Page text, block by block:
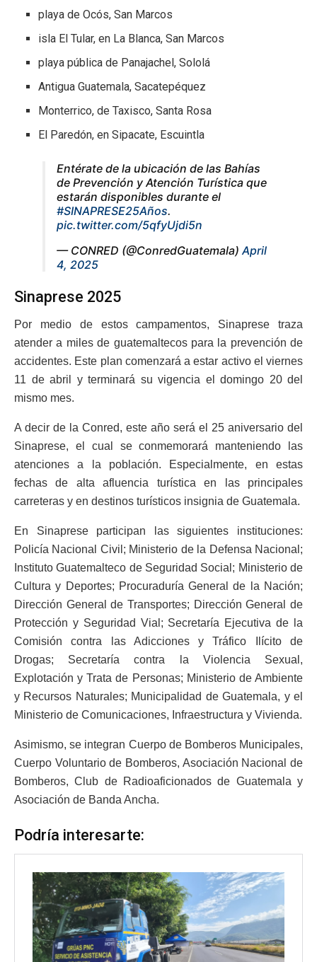
playa de Ocós, San Marcos
isla El Tular, en La Blanca, San Marcos
playa pública de Panajachel, Sololá
Antigua Guatemala, Sacatepéquez
Monterrico, de Taxisco, Santa Rosa
El Paredón, en Sipacate, Escuintla
Entérate de la ubicación de las Bahías
de Prevención y Atención Turística que
estarán disponibles durante el
#SINAPRESE25Años.
pic.twitter.com/5qfyUjdi5n
— CONRED (@ConredGuatemala) April
4, 2025
Sinaprese 2025
Por medio de estos campamentos, Sinaprese traza
atender a miles de guatemaltecos para la prevención de
accidentes. Este plan comenzará a estar activo el viernes
11 de abril y terminará su vigencia el domingo 20 del
mismo mes.
A decir de la Conred, este año será el 25 aniversario del
Sinaprese, el cual se conmemorará manteniendo las
atenciones a la población. Especialmente, en estas
fechas de alta afluencia turística en las principales
carreteras y en destinos turísticos insignia de Guatemala.
En Sinaprese participan las siguientes instituciones:
Policía Nacional Civil; Ministerio de la Defensa Nacional;
Instituto Guatemalteco de Seguridad Social; Ministerio de
Cultura y Deportes; Procuraduría General de la Nación;
Dirección General de Transportes; Dirección General de
Protección y Seguridad Vial; Secretaría Ejecutiva de la
Comisión contra las Adicciones y Tráfico Ilícito de
Drogas; Secretaría contra la Violencia Sexual,
Explotación y Trata de Personas; Ministerio de Ambiente
y Recursos Naturales; Municipalidad de Guatemala, y el
Ministerio de Comunicaciones, Infraestructura y Vivienda.
Asimismo, se integran Cuerpo de Bomberos Municipales,
Cuerpo Voluntario de Bomberos, Asociación Nacional de
Bomberos, Club de Radioaficionados de Guatemala y
Asociación de Banda Ancha.
Podría interesarte: